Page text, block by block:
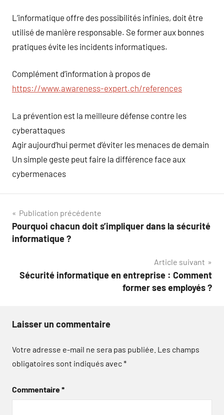
L’informatique offre des possibilités infinies, doit être
utilisé de manière responsable. Se former aux bonnes
pratiques évite les incidents informatiques.
Complément d’information à propos de
https://www.awareness-expert.ch/references
La prévention est la meilleure défense contre les
cyberattaques
Agir aujourd’hui permet d’éviter les menaces de demain
Un simple geste peut faire la différence face aux
cybermenaces
Navigation
de
Publication précédente
Pourquoi chacun doit s’impliquer dans la sécurité
informatique ?
Article suivant
Sécurité informatique en entreprise : Comment
former ses employés ?
Laisser un commentaire
Votre adresse e-mail ne sera pas publiée. Les champs
obligatoires sont indiqués avec*
Commentaire*